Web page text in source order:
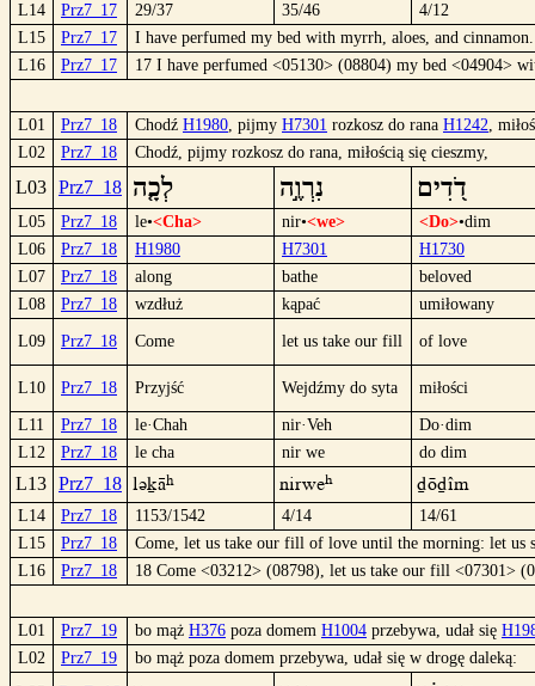
L14 Prz7_17 29/37 35/46
4/12
L15
Prz7_17
I have perfumed my bed with myrrh, aloes, and cinnamon.
L16
Prz7_17 17 I have perfumed <05130> (08804) my bed <04904>
L01 Prz7_18 Chodź H1980, pijmy H7301 rozkosz do rana H1242,
L02
Prz7_18 Chodź, pijmy rozkosz do rana, miłością się cieszmy,
L03 Prz7_18 לְכָ֤ה נִרְוֶ֣ה דֹ֭דִים
L05 Prz7_18 le•<Cha> nir•<we> <Do>•dim
L06
Prz7_18 H1980 H7301
H1730
L07
Prz7_18 along bathe
beloved
L08
Prz7_18 wzdłuż kąpać umiłowany
L09 Prz7_18 Come let us take our fill of love
L10 Prz7_18 Przyjść Wejdźmy do syta miłości
L11 Prz7_18 le·Chah nir·Veh
Do·dim
L12
Prz7_18 le cha nir we do dim
L13 Prz7_18 lükâ nirwè dödîm
L14 Prz7_18 1153/1542 4/14
14/61
L15
Prz7_18
Come, let us take our fill of love until the morning: let us
L16
Prz7_18 18 Come <03212> (08798), let us take our fill <07301>
L01 Prz7_19 bo mąż H376 poza domem H1004 przebywa, udał się
L02
Prz7_19 bo mąż poza domem przebywa, udał się w drogę daleką: